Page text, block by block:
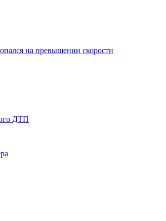
на превышении скорости
ДТП